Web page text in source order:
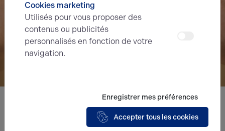
Nous avons hâte de vous lire,
Cookies marketing
Utilisés pour vous proposer des
contenus ou publicités
personnalisés en fonction de votre
navigation.
Enregistrer mes préférences
Accepter tous les cookies